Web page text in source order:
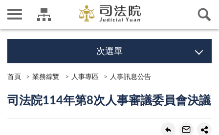
次選單
首頁 業務綜覽 人事專區 人事訊息公告
司法院114年第8次人事審議委員會決議